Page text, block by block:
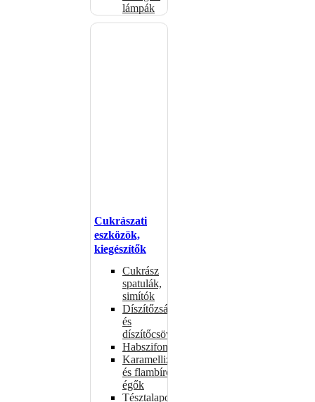
lámpák
Cukrászati
eszközök,
kiegészítők
Cukrász
spatulák,
simítók
Díszítőzsákok
és
díszítőcsövek
Habszifonok
Karamellizáló
és flambírozó
égők
Tésztalapok